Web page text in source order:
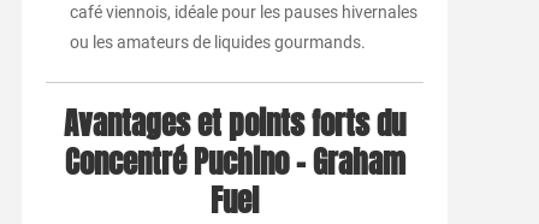
café viennois, idéale pour les pauses hivernales
ou les amateurs de liquides gourmands.
Avantages et points forts du
Concentré Puchino – Graham
Fuel